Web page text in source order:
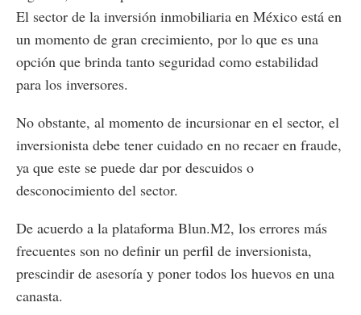
El sector de la inversión inmobiliaria en México está en
un momento de gran crecimiento, por lo que es una
opción que brinda tanto seguridad como estabilidad
para los inversores.
No obstante, al momento de incursionar en el sector, el
inversionista debe tener cuidado en no recaer en fraude,
ya que este se puede dar por descuidos o
desconocimiento del sector.
De acuerdo a la plataforma Blun.M2, los errores más
frecuentes son no definir un perfil de inversionista,
prescindir de asesoría y poner todos los huevos en una
canasta.